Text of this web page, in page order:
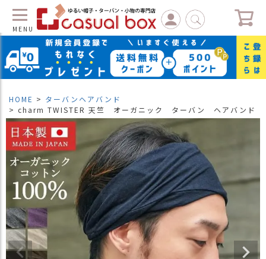
MENU
ペ
ー
規
会
員
登
HOME
ターバンヘアバンド
charm TWISTER 天竺 オーガニック ターバン ヘアバンド